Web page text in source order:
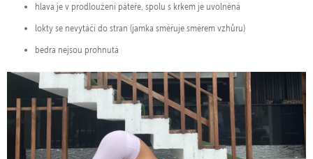
hlava je v prodloužení páteře, spolu s krkem je uvolněná
lokty se nevytáčí do stran (jamka směřuje směrem vzhůru)
bedra nejsou prohnutá